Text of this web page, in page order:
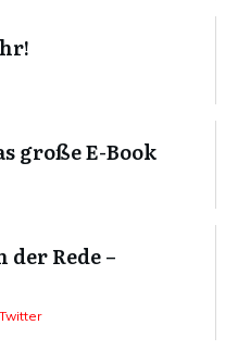
große E-Book
der Rede –
Twitter